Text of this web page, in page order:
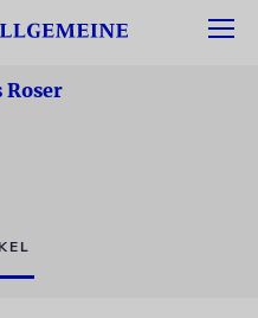
Roser